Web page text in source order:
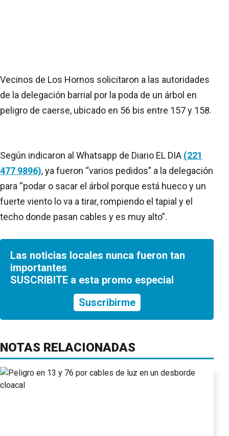
Vecinos de Los Hornos solicitaron a las autoridades
de la delegación barrial por la poda de un árbol en
peligro de caerse, ubicado en 56 bis entre 157 y 158.
Según indicaron al Whatsapp de Diario EL DIA (221
477 9896), ya fueron “varios pedidos” a la delegación
para “podar o sacar el árbol porque está hueco y un
fuerte viento lo va a tirar, rompiendo el tapial y el
techo donde pasan cables y es muy alto”.
Las noticias locales nunca fueron tan
importantes
SUSCRIBITE a esta promo especial
Suscribirme
NOTAS RELACIONADAS